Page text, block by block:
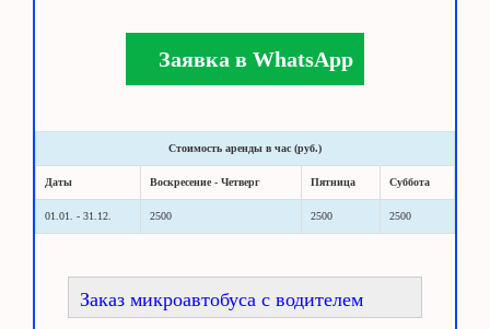
Заявка в WhatsApp
Стоимость аренды в час (руб.)
Даты Воскресение - Четверг Пятница Суббота
01.01. - 31.12. 2500 2500 2500
Заказ микроавтобуса с водителем